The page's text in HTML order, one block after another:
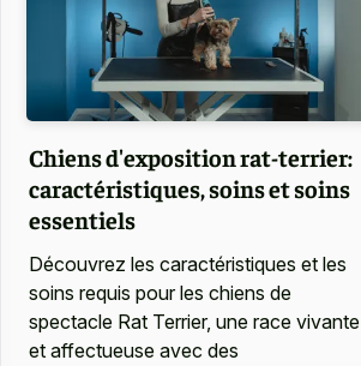
Chiens d'exposition rat-terrier:
caractéristiques, soins et soins
essentiels
Découvrez les caractéristiques et les
soins requis pour les chiens de
spectacle Rat Terrier, une race vivante
et affectueuse avec des